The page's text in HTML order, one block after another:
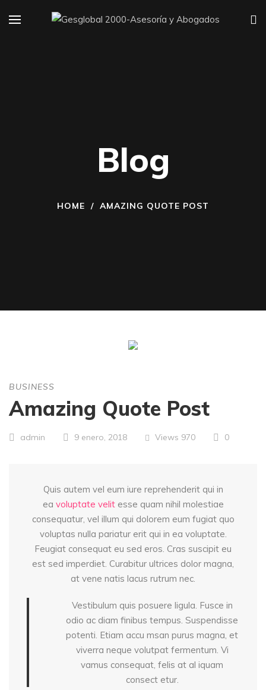
Blog
HOME / AMAZING QUOTE POST
BUSINESS
Amazing Quote Post
admin 9 enero, 2018 Views 970 0
Quis autem vel eum iure reprehenderit qui in
ea voluptate velitesse quam nihil molestiae
consequatur, vel illum qui dolorem eum fugiat quo
voluptas nulla pariatur erit qui in ea voluptate.
Feugiat consequat eu sed eros. Cras suscipit eu
est sed imperdiet. Curabitur ultrices dolor magna,
at vene natis lacus rutrum nec.
Vestibulum quis posuere ligula. Fusce in
odio ac diam finibus tempus. Suspendisse
potenti. Etiam accu msan purus magna, et
viverra neque volutpat fermentum. Vi
vamus consequat, felis at al iquam
consect etur.